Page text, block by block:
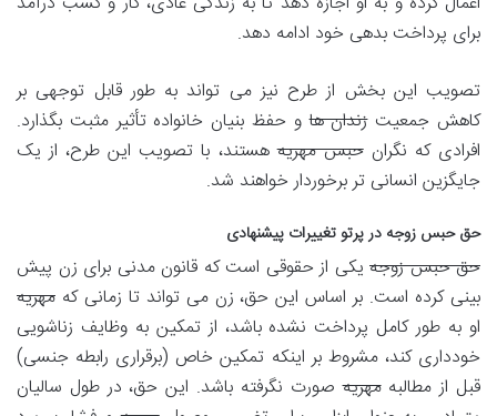
برای پرداخت بدهی خود ادامه دهد.
تصویب این بخش از طرح نیز می تواند به طور قابل توجهی بر
کاهش جمعیتزندان هاو حفظ بنیان خانواده تأثیر مثبت بگذارد.
افرادی که نگرانحبس مهریههستند، با تصویب این طرح، از یک
جایگزین انسانی تر برخوردار خواهند شد.
حق حبس زوجه در پرتو تغییرات پیشنهادی
حق حبس زوجه یکی از حقوقی است که قانون مدنی برای زن پیش
بینی کرده است. بر اساس این حق، زن می تواند تا زمانی که مهریه
او به طور کامل پرداخت نشده باشد، از تمکین به وظایف زناشویی
خودداری کند، مشروط بر اینکه تمکین خاص (برقراری رابطه جنسی)
قبل از مطالبهمهریهصورت نگرفته باشد. این حق، در طول سالیان